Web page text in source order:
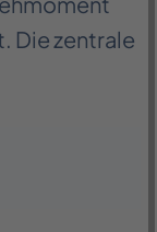
Die zentrale